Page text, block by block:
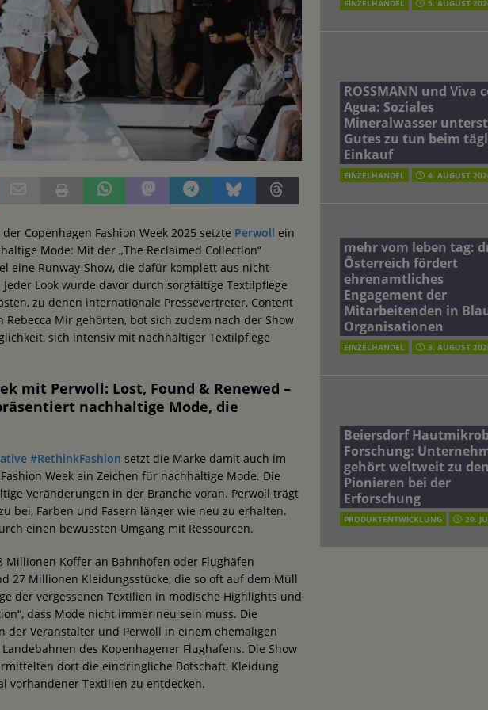
Copenhagen Fashion Week 2025 setzte Perwoll ein
Mode: Mit der „The Reclaimed Collection“
eine Runway-Show, die dafür komplett aus nicht
Look wurde davor durch sorgfältige Textilpflege
zu denen internationale Pressevertreter, Content
Mir gehörten, bot sich zudem nach der Show
sich intensiv mit nachhaltiger Textilpflege
mit Perwoll: Lost, Found & Renewed –
nachhaltige Mode, die
#RethinkFashion setzt die Marke damit auch im
Week ein Zeichen für nachhaltige Mode. Die
Veränderungen in der Branche voran. Perwoll trägt
bei, Farben und Fasern länger wie neu zu erhalten.
einen bewussten Umgang mit Ressourcen.
Millionen Koffer an Bahnhöfen oder Flughäfen
27 Millionen Kleidungsstücke, die so oft auf dem Müll
der vergessenen Textilien in modische Highlights und
dass Mode nicht immer neu sein muss. Die
der Veranstalter und Perwoll in einem ehemaligen
des Kopenhagener Flughafens. Die Show
dort die eindringliche Botschaft, Kleidung
vorhandener Textilien zu entdecken.
EINZELHANDEL 5. AUGUST
ROSSMANN und Viva
Agua: Soziales
Mineralwasser
Gutes zu tun beim
Einkauf
EINZELHANDEL 4. AUGUST
mehr vom leben tag:
Österreich fördert
ehrenamtliches
Engagement der
Mitarbeitenden in
Organisationen
EINZELHANDEL 3. AUGUST
Beiersdorf
Forschung:
gehört weltweit zu den
Pionieren bei der
Erforschung
PRODUKTENTWICKLUNG 29.